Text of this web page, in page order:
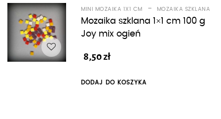
MINI MOZAIKA 1X1 CM - MOZAIKA SZKLANA
Mozaika szklana 1×1 cm 100 g
Joy mix ogień
8,50zł
DODAJ DO KOSZYKA